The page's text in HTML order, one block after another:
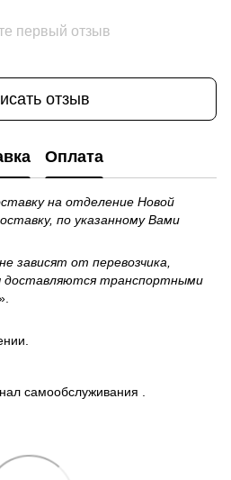
первый отзыв
отзыв
Оплата
на отделение Новой
по указанному Вами
зависят от перевозчика,
доставляются транспортными
самообслуживания .